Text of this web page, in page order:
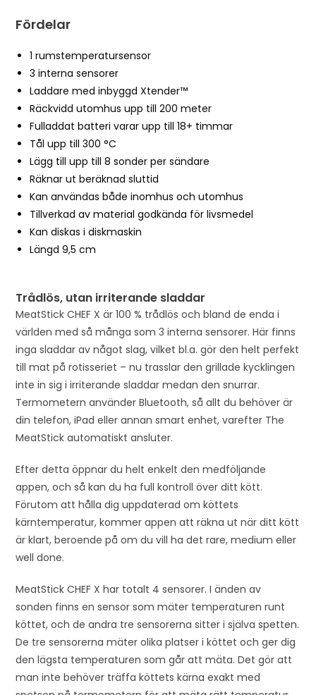
Fördelar
1 rumstemperatursensor
3 interna sensorer
Laddare med inbyggd Xtender™
Räckvidd utomhus upp till 200 meter
Fulladdat batteri varar upp till 18+ timmar
Tål upp till 300 °C
Lägg till upp till 8 sonder per sändare
Räknar ut beräknad sluttid
Kan användas både inomhus och utomhus
Tillverkad av material godkända för livsmedel
Kan diskas i diskmaskin
Längd 9,5 cm
Trådlös, utan irriterande sladdar
MeatStick CHEF X är 100 % trådlös och bland de enda i
världen med så många som 3 interna sensorer. Här finns
inga sladdar av något slag, vilket bl.a. gör den helt perfekt
till mat på rotisseriet – nu trasslar den grillade kycklingen
inte in sig i irriterande sladdar medan den snurrar.
Termometern använder Bluetooth, så allt du behöver är
din telefon, iPad eller annan smart enhet, varefter The
MeatStick automatiskt ansluter.
Efter detta öppnar du helt enkelt den medföljande
appen, och så kan du ha full kontroll över ditt kött.
Förutom att hålla dig uppdaterad om köttets
kärntemperatur, kommer appen att räkna ut när ditt kött
är klart, beroende på om du vill ha det rare, medium eller
well done.
MeatStick CHEF X har totalt 4 sensorer. I änden av
sonden finns en sensor som mäter temperaturen runt
köttet, och de andra tre sensorerna sitter i själva spetten.
De tre sensorerna mäter olika platser i köttet och ger dig
den lägsta temperaturen som går att mäta. Det gör att
man inte behöver träffa köttets kärna exakt med